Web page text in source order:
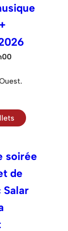
soirée
de
Salar